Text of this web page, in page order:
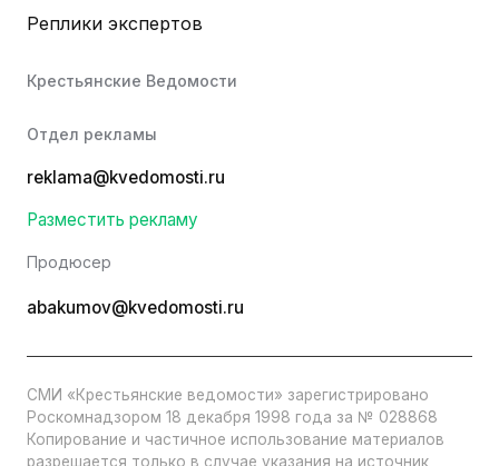
Реплики экспертов
Крестьянские Ведомости
Отдел рекламы
reklama@kvedomosti.ru
Разместить рекламу
Продюсер
abakumov@kvedomosti.ru
СМИ «Крестьянские ведомости» зарегистрировано
Роскомнадзором 18 декабря 1998 года за № 028868
Копирование и частичное использование материалов
разрешается только в случае указания на источник